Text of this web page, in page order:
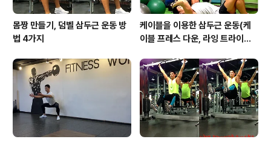
몸짱 만들기, 덤벨 삼두근 운동 방
법 4가지
케이블을 이용한 삼두근 운동(케
이블 프레스 다운, 라잉 트라이셉
텐션)